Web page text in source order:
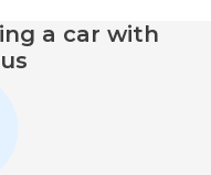
a car with